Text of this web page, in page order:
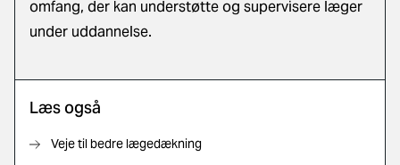
omfang, der kan understøtte og supervisere læger
under uddannelse.
Læs også
Veje til bedre lægedækning